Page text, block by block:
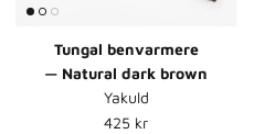
Tungal benvarmere
— Natural dark brown
Yakuld
Normalpris
425 kr